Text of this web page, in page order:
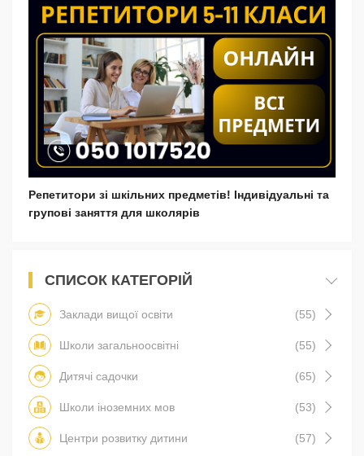
СПИСОК КАТЕГОРІЙ
Заклади вищої освіти (55)
Школи загальноосвітні (55)
Дитячі садочки (65)
Школи іноземних мов (53)
Центри розвитку дитини (57)
Репетитори зі шкільних предметів! Індивідуальні та
групові заняття для школярів